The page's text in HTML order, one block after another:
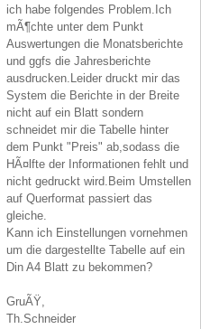
ich habe folgendes Problem.Ich
mÃ¶chte unter dem Punkt
Auswertungen die Monatsberichte
und ggfs die Jahresberichte
ausdrucken.Leider druckt mir das
System die Berichte in der Breite
nicht auf ein Blatt sondern
schneidet mir die Tabelle hinter
dem Punkt "Preis" ab,sodass die
HÃ¤lfte der Informationen fehlt und
nicht gedruckt wird.Beim Umstellen
auf Querformat passiert das
gleiche.
Kann ich Einstellungen vornehmen
um die dargestellte Tabelle auf ein
Din A4 Blatt zu bekommen?
GruÃŸ,
Th.Schneider